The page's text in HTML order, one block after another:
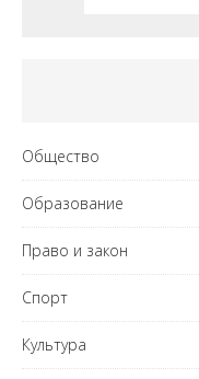
Общество
Образование
Право и закон
Спорт
Культура